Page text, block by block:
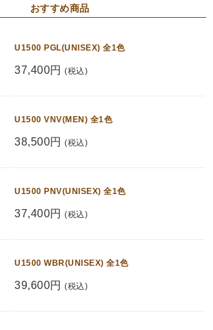
おすすめ商品
U1500 PGL(UNISEX) 全1色
37,400円 (税込)
U1500 VNV(MEN) 全1色
38,500円 (税込)
U1500 PNV(UNISEX) 全1色
37,400円 (税込)
U1500 WBR(UNISEX) 全1色
39,600円 (税込)